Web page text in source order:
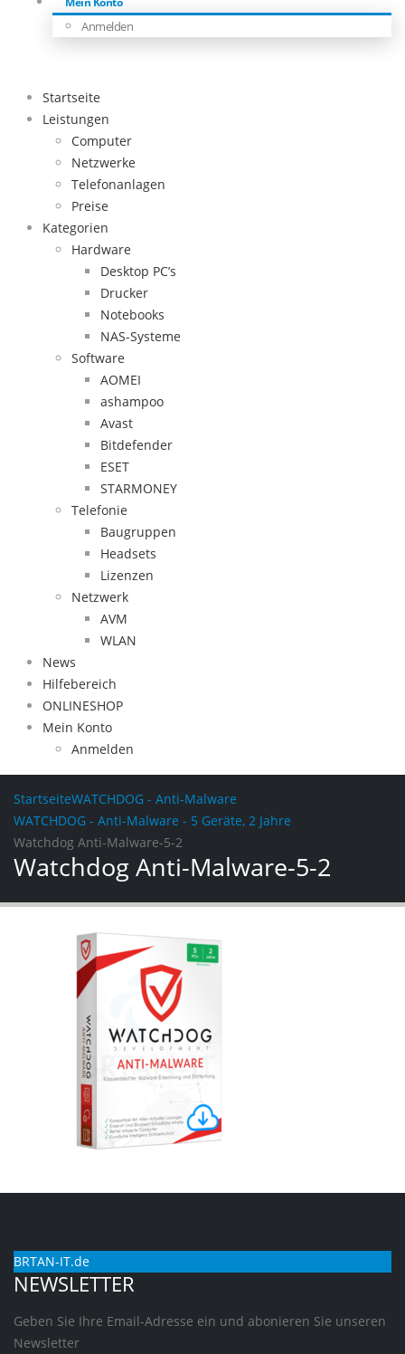
Anmelden
Startseite
Leistungen
Computer
Netzwerke
Telefonanlagen
Preise
Kategorien
Hardware
Desktop PC’s
Drucker
Notebooks
NAS-Systeme
Software
AOMEI
ashampoo
Avast
Bitdefender
ESET
STARMONEY
Telefonie
Baugruppen
Headsets
Lizenzen
Netzwerk
AVM
WLAN
News
Hilfebereich
ONLINESHOP
Mein Konto
Anmelden
StartseiteWATCHDOG - Anti-Malware
WATCHDOG - Anti-Malware - 5 Geräte, 2 Jahre
Watchdog Anti-Malware-5-2
Watchdog Anti-Malware-5-2
BRTAN-IT.de
NEWSLETTER
Geben Sie Ihre Email-Adresse ein und abonieren Sie unseren
Newsletter